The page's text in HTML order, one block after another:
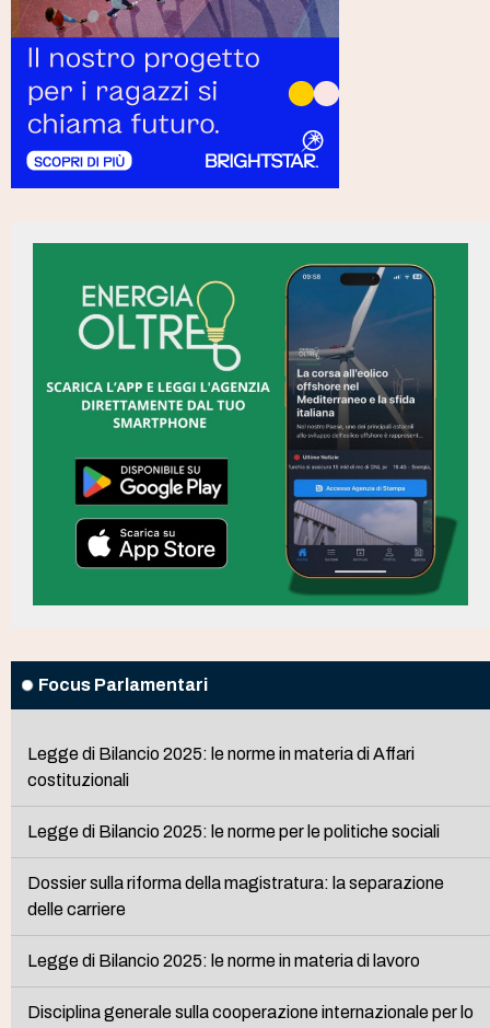
Focus Parlamentari
Legge di Bilancio 2025: le norme in materia di Affari
costituzionali
Legge di Bilancio 2025: le norme per le politiche sociali
Dossier sulla riforma della magistratura: la separazione
delle carriere
Legge di Bilancio 2025: le norme in materia di lavoro
Disciplina generale sulla cooperazione internazionale per lo